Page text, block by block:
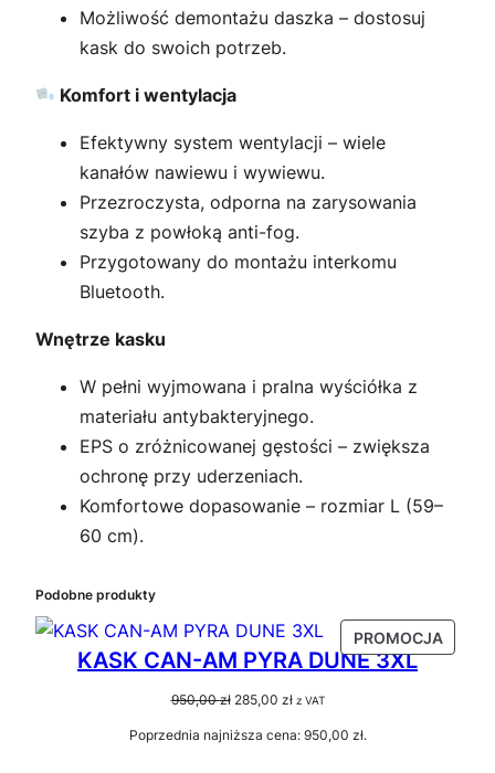
Możliwość demontażu daszka – dostosuj
kask do swoich potrzeb.
Komfort i wentylacja
Efektywny system wentylacji – wiele
kanałów nawiewu i wywiewu.
Przezroczysta, odporna na zarysowania
szyba z powłoką anti-fog.
Przygotowany do montażu interkomu
Bluetooth.
Wnętrze kasku
W pełni wyjmowana i pralna wyściółka z
materiału antybakteryjnego.
EPS o zróżnicowanej gęstości – zwiększa
ochronę przy uderzeniach.
Komfortowe dopasowanie – rozmiar L (59–
60 cm).
Podobne produkty
PROMOCJA
KASK CAN-AM PYRA DUNE 3XL
950,00zł Pierwotna
wynosiła:
285,00 złAktualna
wynosi:
z VAT
Poprzednia najniższa cena: 950,00 zł.